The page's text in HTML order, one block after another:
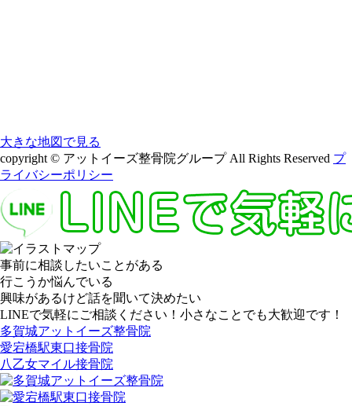
大きな地図で見る
copyright © アットイーズ整骨院グループ All Rights Reserved プ
ライバシーポリシー
事前に相談したいことがある
行こうか悩んでいる
興味があるけど話を聞いて決めたい
LINEで気軽にご相談ください！小さなことでも大歓迎です！
多賀城アットイーズ整骨院
愛宕橋駅東口接骨院
八乙女マイル接骨院